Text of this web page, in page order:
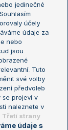
jedinečné
účely
údaje za
nebo
jsou
Tuto
své volby
předvoleb
se projeví v
naleznete v
Třetí strany
údaje s